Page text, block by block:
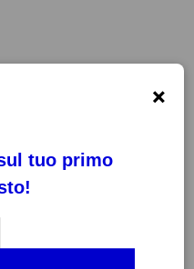
×